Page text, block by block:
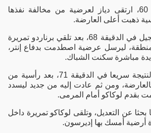
وبعدها في الدقيقة 60، ارتقى دياز لعرضية من مخالفة نفذها
ذهبت أعلى العارضة.
وافتتح السيتي التسجيل في الدقيقة 68، بعد تلقي برناردو تمريرة
ليرسل عرضية اصطدمت بدفاع إنتر،
مباشرة سكنت الشباك.
وكاد إنتر أن يعدل النتيجة سريعا في الدقيقة 71، بعد رأسية من
ومن ثم عادت إليه من جديد ليسدد
بقدم لوكاكو أمام المرمى.
بحثا عن التعديل، وتلقى لوكاكو تمريرة داخل
أرضية أمسك بها إديرسون.